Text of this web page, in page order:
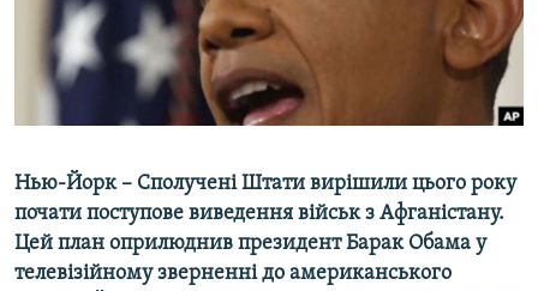
СПЕЦПРОЄКТИ
ПОДКАСТИ
УКР
КТАТ
Нью-Йорк – Сполучені Штати вирішили цього року
почати поступове виведення військ з Афганістану.
Цей план оприлюднив президент Барак Обама у
телевізійному зверненні до американського